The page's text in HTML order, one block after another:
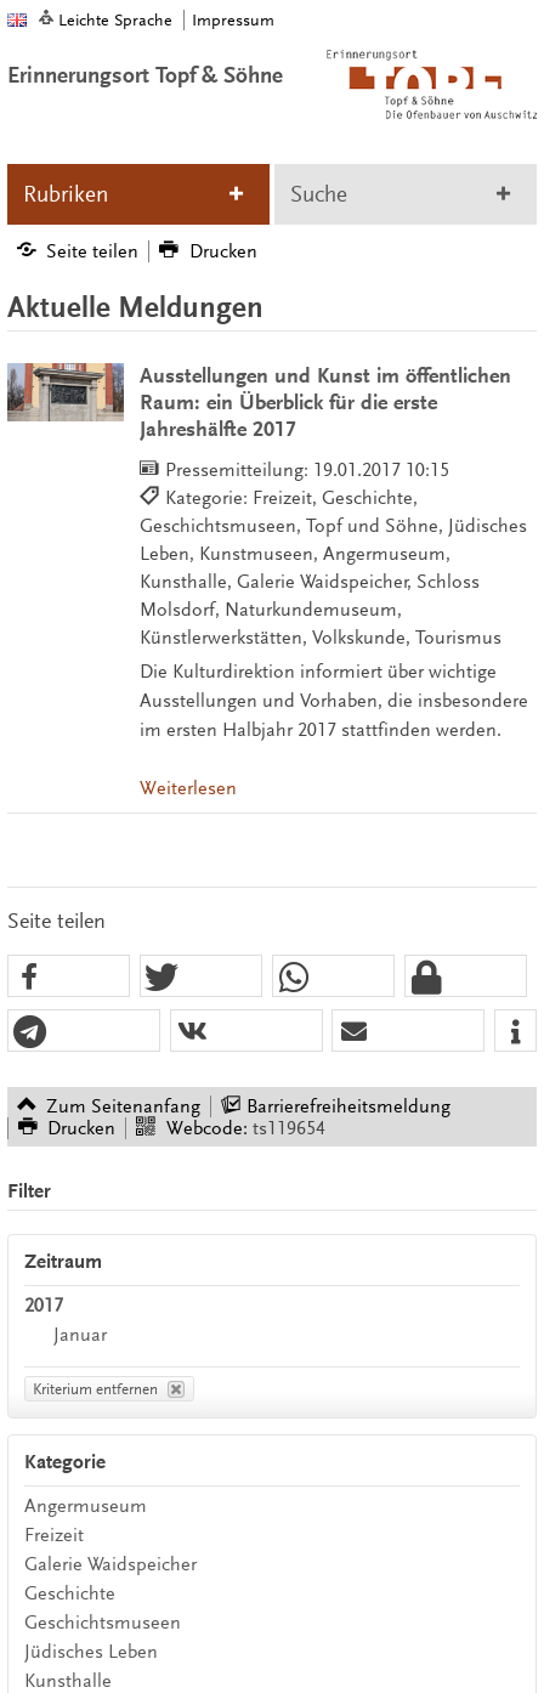
Leichte Sprache Impressum
Erinnerungsort Topf & Söhne
Rubriken Suche
Seite teilen Drucken
Aktuelle Meldungen
Ausstellungen und Kunst im öffentlichen
Raum: ein Überblick für die erste
Jahreshälfte 2017
Pressemitteilung: 19.01.2017 10:15
Kategorie: Freizeit, Geschichte,
Geschichtsmuseen, Topf und Söhne, Jüdisches
Leben, Kunstmuseen, Angermuseum,
Kunsthalle, Galerie Waidspeicher, Schloss
Molsdorf, Naturkundemuseum,
Künstlerwerkstätten, Volkskunde, Tourismus
Die Kulturdirektion informiert über wichtige
Ausstellungen und Vorhaben, die insbesondere
im ersten Halbjahr 2017 stattfinden werden.
Weiterlesen
Seite teilen
Zum Seitenanfang
Barrierefreiheitsmeldung
Drucken
Webcode: ts119654
Filter
Zeitraum
2017
Januar
Kriterium entfernen
Kategorie
Angermuseum
Freizeit
Galerie Waidspeicher
Geschichte
Geschichtsmuseen
Jüdisches Leben
Kunsthalle